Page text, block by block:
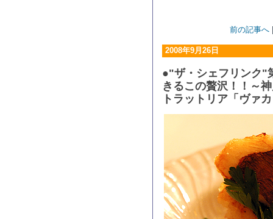
前の記事へ
2008年9月26日
●"ザ・シェフリンク"
きるこの贅沢！！～
トラットリア「ヴァ